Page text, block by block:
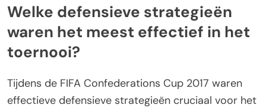
Welke defensieve strategieën
waren het meest effectief in het
toernooi?
Tijdens de FIFA Confederations Cup 2017 waren
effectieve defensieve strategieën cruciaal voor het